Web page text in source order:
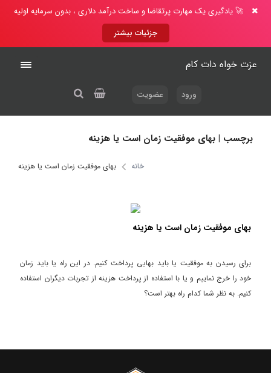
🚀 یادگیری یک مهارت پرتقاضا و ساخت درآمد دلاری ، بدون سرمایه اولیه
جزئیات بیشتر
عزت خواه دات کام
ورود عضویت
برچسب | بهای موفقیت زمان است یا هزینه
خانه بهای موفقیت زمان است یا هزینه
بهای موفقیت زمان است یا هزینه
برای رسیدن به موفقیت یا باید بهایی پرداخت کنیم. در این راه یا باید زمان
خود را خرج نماییم و یا با استفاده از پرداخت هزینه از تجربات دیگران استفاده
کنیم. به نظر شما کدام راه بهتر است؟